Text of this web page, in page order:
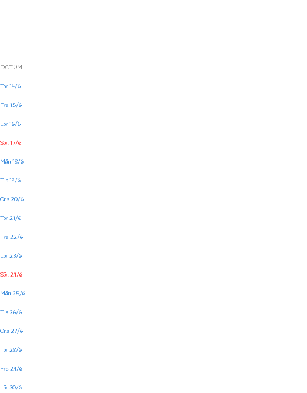
DATUM
Tor 14/6
Fre 15/6
Lör 16/6
Sön 17/6
Mån 18/6
Tis 19/6
Ons 20/6
Tor 21/6
Fre 22/6
Lör 23/6
Sön 24/6
Mån 25/6
Tis 26/6
Ons 27/6
Tor 28/6
Fre 29/6
Lör 30/6